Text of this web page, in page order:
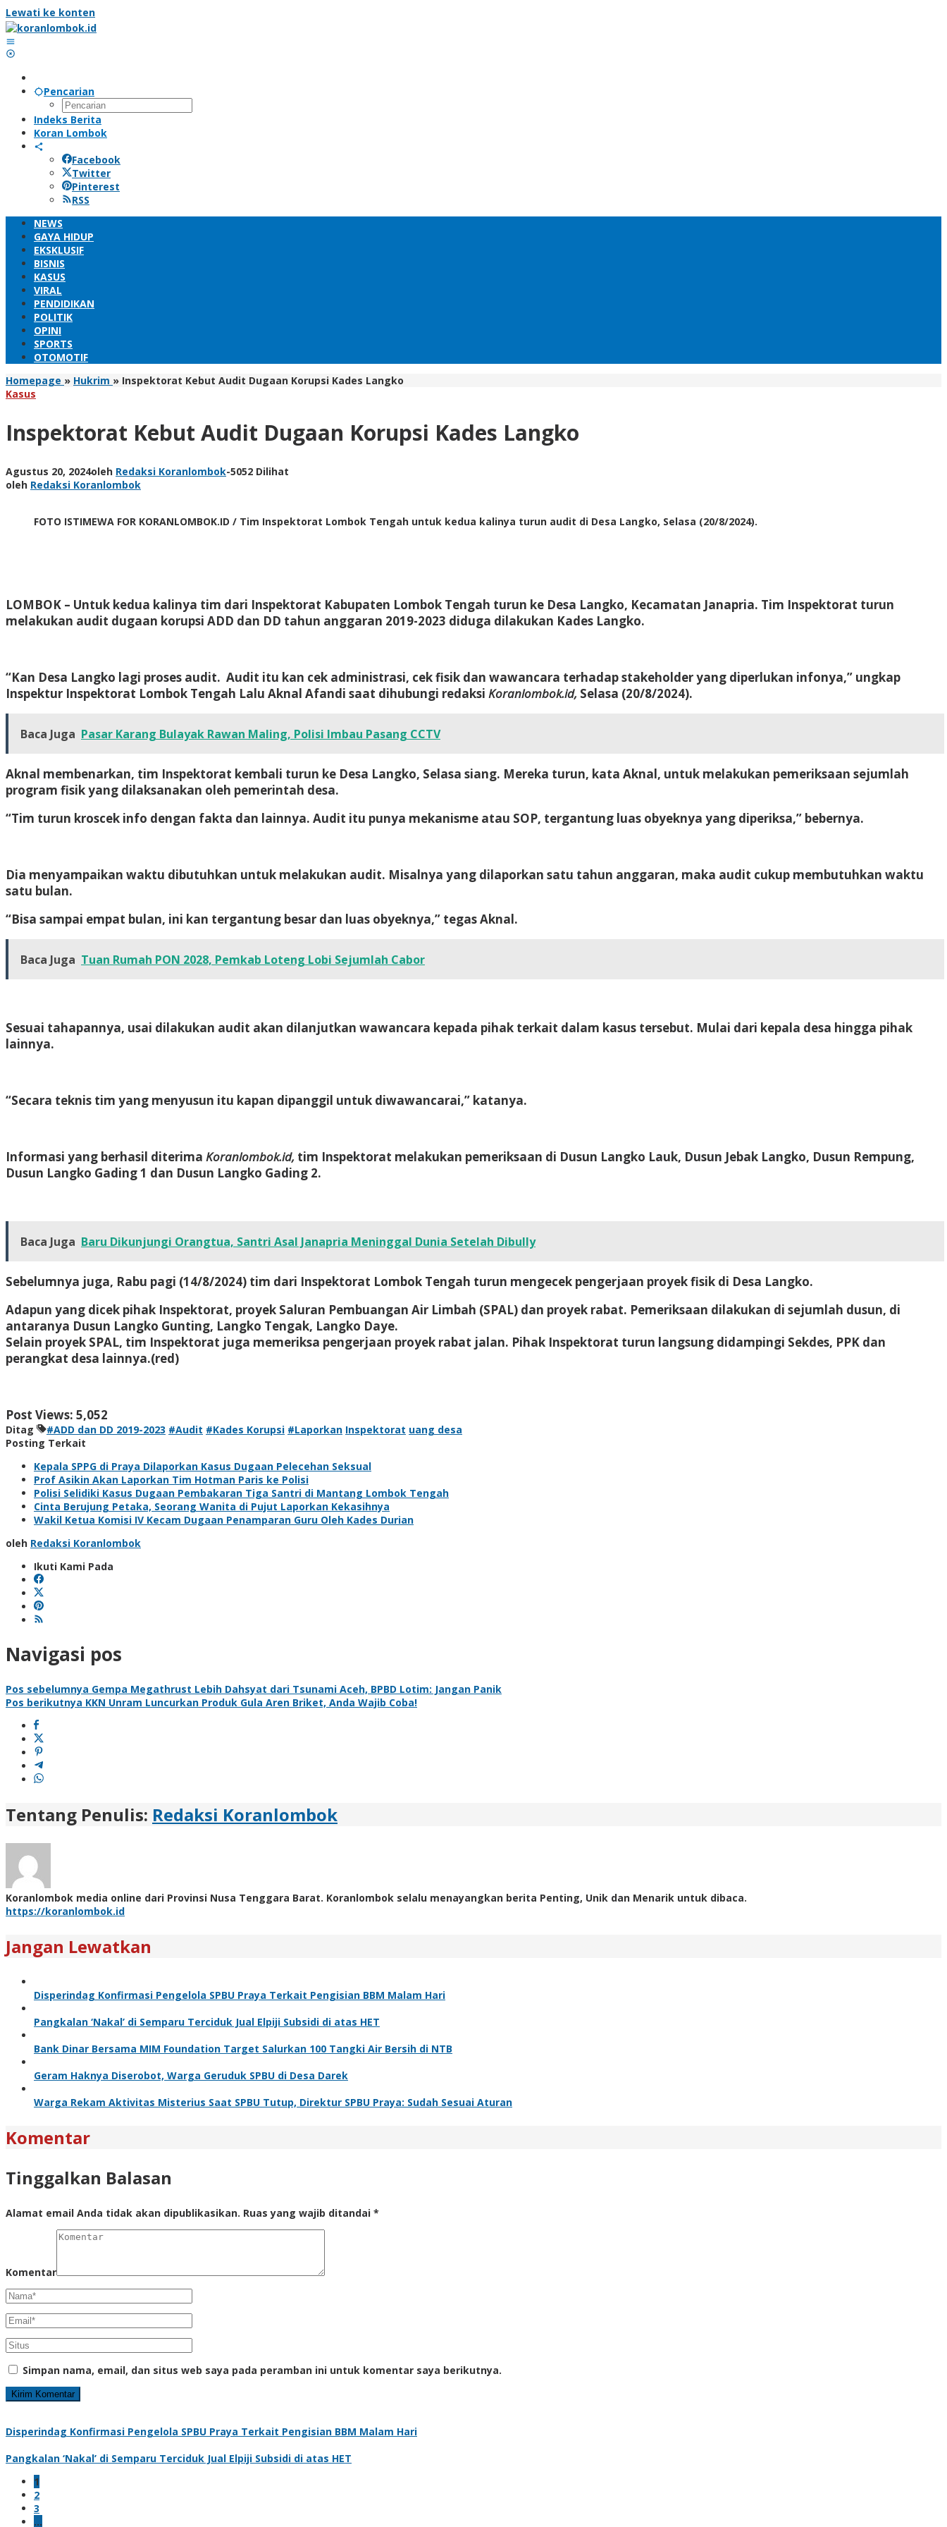
Lewati ke konten
Pencarian
Indeks Berita
Koran Lombok
Facebook
Twitter
Pinterest
RSS
NEWS
GAYA HIDUP
EKSKLUSIF
BISNIS
KASUS
VIRAL
PENDIDIKAN
POLITIK
OPINI
SPORTS
OTOMOTIF
Homepage » Hukrim » Inspektorat Kebut Audit Dugaan Korupsi Kades Langko
Kasus
Inspektorat Kebut Audit Dugaan Korupsi Kades Langko
Agustus 20, 2024oleh Redaksi Koranlombok-5052 Dilihat
oleh Redaksi Koranlombok
FOTO ISTIMEWA FOR KORANLOMBOK.ID / Tim Inspektorat Lombok Tengah untuk kedua kalinya turun audit di Desa Langko, Selasa (20/8/2024).
LOMBOK – Untuk kedua kalinya tim dari Inspektorat Kabupaten Lombok Tengah turun ke Desa Langko, Kecamatan Janapria. Tim Inspektorat turun
melakukan audit dugaan korupsi ADD dan DD tahun anggaran 2019-2023 diduga dilakukan Kades Langko.
“Kan Desa Langko lagi proses audit. Audit itu kan cek administrasi, cek fisik dan wawancara terhadap stakeholder yang diperlukan infonya,” ungkap
Inspektur Inspektorat Lombok Tengah Lalu Aknal Afandi saat dihubungi redaksi Koranlombok.id, Selasa (20/8/2024).
Baca Juga Pasar Karang Bulayak Rawan Maling, Polisi Imbau Pasang CCTV
Aknal membenarkan, tim Inspektorat kembali turun ke Desa Langko, Selasa siang. Mereka turun, kata Aknal, untuk melakukan pemeriksaan sejumlah
program fisik yang dilaksanakan oleh pemerintah desa.
“Tim turun kroscek info dengan fakta dan lainnya. Audit itu punya mekanisme atau SOP, tergantung luas obyeknya yang diperiksa,” bebernya.
Dia menyampaikan waktu dibutuhkan untuk melakukan audit. Misalnya yang dilaporkan satu tahun anggaran, maka audit cukup membutuhkan waktu
satu bulan.
“Bisa sampai empat bulan, ini kan tergantung besar dan luas obyeknya,” tegas Aknal.
Baca Juga Tuan Rumah PON 2028, Pemkab Loteng Lobi Sejumlah Cabor
Sesuai tahapannya, usai dilakukan audit akan dilanjutkan wawancara kepada pihak terkait dalam kasus tersebut. Mulai dari kepala desa hingga pihak
lainnya.
“Secara teknis tim yang menyusun itu kapan dipanggil untuk diwawancarai,” katanya.
Informasi yang berhasil diterima Koranlombok.id, tim Inspektorat melakukan pemeriksaan di Dusun Langko Lauk, Dusun Jebak Langko, Dusun Rempung,
Dusun Langko Gading 1 dan Dusun Langko Gading 2.
Baca Juga Baru Dikunjungi Orangtua, Santri Asal Janapria Meninggal Dunia Setelah Dibully
Sebelumnya juga, Rabu pagi (14/8/2024) tim dari Inspektorat Lombok Tengah turun mengecek pengerjaan proyek fisik di Desa Langko.
Adapun yang dicek pihak Inspektorat, proyek Saluran Pembuangan Air Limbah (SPAL) dan proyek rabat. Pemeriksaan dilakukan di sejumlah dusun, di
antaranya Dusun Langko Gunting, Langko Tengak, Langko Daye.
Selain proyek SPAL, tim Inspektorat juga memeriksa pengerjaan proyek rabat jalan. Pihak Inspektorat turun langsung didampingi Sekdes, PPK dan
perangkat desa lainnya.(red)
Post Views: 5,052
Ditag #ADD dan DD 2019-2023 #Audit #Kades Korupsi #Laporkan Inspektorat uang desa
Posting Terkait
Kepala SPPG di Praya Dilaporkan Kasus Dugaan Pelecehan Seksual
Prof Asikin Akan Laporkan Tim Hotman Paris ke Polisi
Polisi Selidiki Kasus Dugaan Pembakaran Tiga Santri di Mantang Lombok Tengah
‎Cinta Berujung Petaka, Seorang Wanita di Pujut Laporkan Kekasihnya
Wakil Ketua Komisi IV Kecam Dugaan Penamparan Guru Oleh Kades Durian
oleh Redaksi Koranlombok
Ikuti Kami Pada
Navigasi pos
Pos sebelumnya Gempa Megathrust Lebih Dahsyat dari Tsunami Aceh, BPBD Lotim: Jangan Panik
Pos berikutnya KKN Unram Luncurkan Produk Gula Aren Briket, Anda Wajib Coba!
Tentang Penulis: Redaksi Koranlombok
Koranlombok media online dari Provinsi Nusa Tenggara Barat. Koranlombok selalu menayangkan berita Penting, Unik dan Menarik untuk dibaca.
https://koranlombok.id
Jangan Lewatkan
Disperindag Konfirmasi Pengelola SPBU Praya Terkait Pengisian BBM Malam Hari
Pangkalan ‘Nakal’ di Semparu Terciduk Jual Elpiji Subsidi di atas HET
Bank Dinar Bersama MIM Foundation Target Salurkan 100 Tangki Air Bersih di NTB
Geram Haknya Diserobot, Warga Geruduk SPBU di Desa Darek
Warga Rekam Aktivitas Misterius Saat SPBU Tutup, Direktur SPBU Praya: Sudah Sesuai Aturan
Komentar
Tinggalkan Balasan
Alamat email Anda tidak akan dipublikasikan. Ruas yang wajib ditandai *
Komentar
Simpan nama, email, dan situs web saya pada peramban ini untuk komentar saya berikutnya.
Disperindag Konfirmasi Pengelola SPBU Praya Terkait Pengisian BBM Malam Hari
Pangkalan ‘Nakal’ di Semparu Terciduk Jual Elpiji Subsidi di atas HET
1
2
3
…